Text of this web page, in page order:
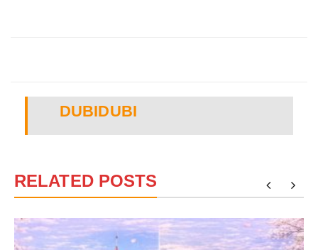
DUBIDUBI
RELATED POSTS